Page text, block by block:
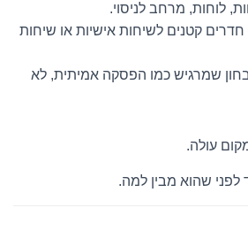
לוחות, מרחב לניסוי.
חדרים קטנים לשיחות אישיות או שיחות
שמרגיש כמו הפסקה אמיתית, לא
עולה.
לפני שהוא מבין למה.